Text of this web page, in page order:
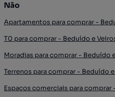
Não
Apartamentos para comprar -
T0 para comprar - Beduído e
Moradias para comprar - Beduído
Terrenos para comprar - Beduído
Espaços comerciais para comprar